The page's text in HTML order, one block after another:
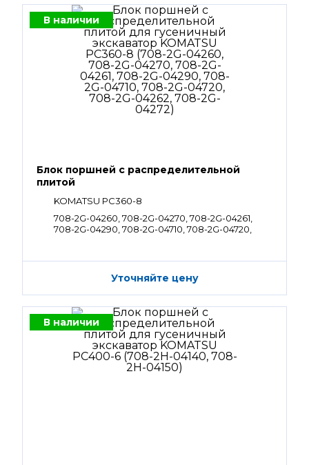
В наличии
Блок поршней c распределительной
плитой
KOMATSU PC360-8
708-2G-04260, 708-2G-04270, 708-2G-04261,
708-2G-04290, 708-2G-04710, 708-2G-04720,
Уточняйте цену
В наличии